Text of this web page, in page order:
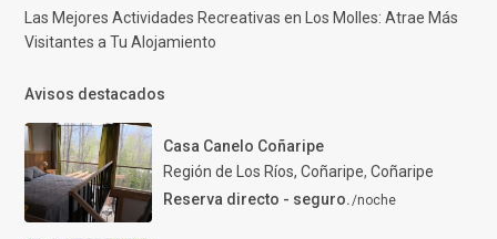
Las Mejores Actividades Recreativas en Los Molles: Atrae Más
Visitantes a Tu Alojamiento
Avisos destacados
Casa Canelo Coñaripe
Región de Los Ríos, Coñaripe, Coñaripe
Reserva directo - seguro./noche